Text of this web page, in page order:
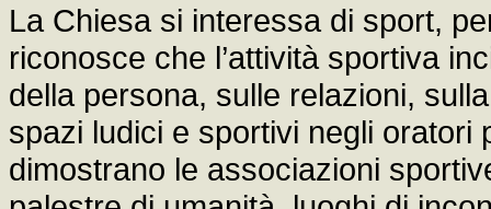
La Chiesa si interessa di sport,
riconosce che l’attività sportiva
della persona, sulle relazioni,
spazi ludici e sportivi negli oratori
dimostrano le associazioni